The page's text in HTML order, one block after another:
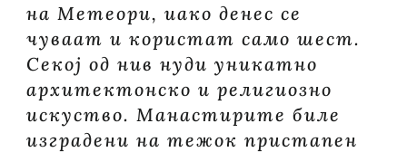
на Метеори, иако денес се
чуваат и користат само шест.
Секој од нив нуди уникатнo
архитектонскo и религиознo
искуство. Манастирите биле
изградени на тежок пристапен